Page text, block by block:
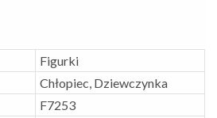
Figurki
Chłopiec, Dziewczynka
F7253